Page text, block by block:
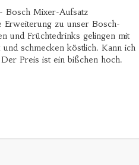
Bosch Mixer-Aufsatz
Erweiterung zu unser Bosch-
und Früchtedrinks gelingen mit
schmecken köstlich. Kann ich
Preis ist ein bißchen hoch.